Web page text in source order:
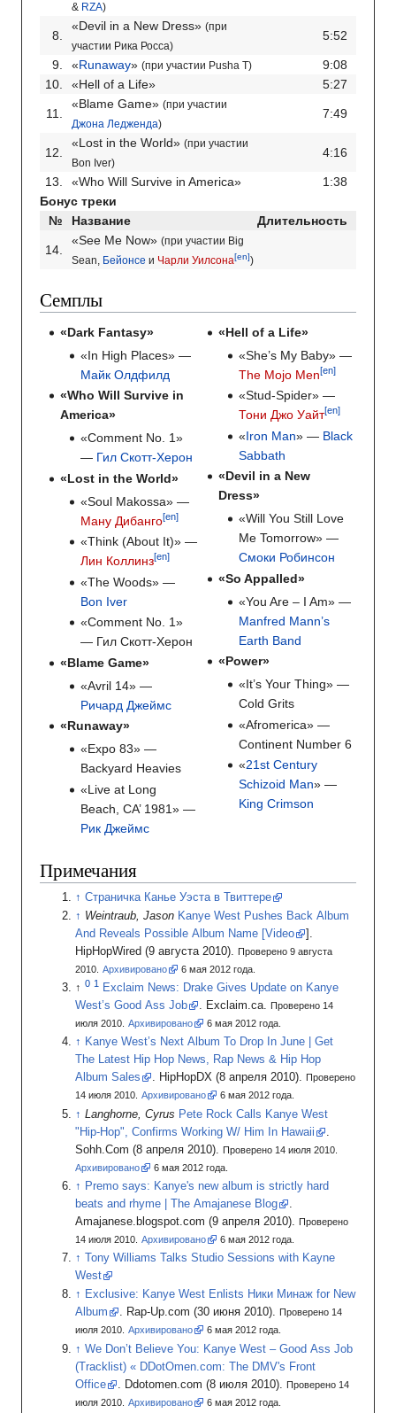
& RZA)
8.
«Devil in a New Dress» (при
участии Рика Росса)
5:52
9. «Runaway» (при участии Pusha T)
9:08
10.
«Hell of a Life» 5:27
11.
«Blame Game» (при участии
Джона Ледженда)
7:49
12.
«Lost in the World» (при участии
Bon Iver)
4:16
13. «Who Will Survive in America»
1:38
Бонус треки
№
Название Длительность
14.
«See Me Now» (при участии Big
Sean, Бейонсе и Чарли Уилсона[en])
Семплы
«Dark Fantasy»
«In High Places» —
Майк Олдфилд
«Who Will Survive in
America»
«Comment No. 1»
— Гил Скотт-Херон
«Lost in the World»
«Soul Makossa» —
Ману Дибанго[en]
«Think (About It)» —
Лин Коллинз[en]
«The Woods» —
Bon Iver
«Comment No. 1»
— Гил Скотт-Херон
«Blame Game»
«Avril 14» —
Ричард Джеймс
«Runaway»
«Expo 83» —
Backyard Heavies
«Live at Long
Beach, CA’ 1981» —
Рик Джеймс
«Hell of a Life»
«She’s My Baby» —
The Mojo Men[en]
«Stud-Spider» —
Тони Джо Уайт[en]
«Iron Man» — Black
Sabbath
«Devil in a New
Dress»
«Will You Still Love
Me Tomorrow» —
Смоки Робинсон
«So Appalled»
«You Are – I Am» —
Manfred Mann’s
Earth Band
«Power»
«It’s Your Thing» —
Cold Grits
«Afromerica» —
Continent Number 6
«21st Century
Schizoid Man» —
King Crimson
Примечания
Страничка Канье Уэста в Твиттере
Weintraub, Jason Kanye West Pushes Back Album
And Reveals Possible Album Name [Video
.
HipHopWired (9 августа 2010). Проверено 9 августа
2010.
Архивировано 6 мая 2012 года.
Exclaim News: Drake Gives Update on Kanye
West’s Good Ass Job
. Exclaim.ca. Проверено 14
июля 2010.
Архивировано 6 мая 2012 года.
Kanye West’s Next Album To Drop In June
Get
The Latest Hip Hop News, Rap News & Hip Hop
Album Sales
. HipHopDX (8 апреля 2010). Проверено
14 июля 2010. Архивировано 6 мая 2012 года.
Langhorne, Cyrus Pete Rock Calls Kanye West
"Hip-Hop", Confirms Working W/ Him In Hawaii
Sohh.Com (8 апреля 2010).
Проверено 14 июля 2010.
Архивировано
6 мая 2012 года.
Premo says: Kanye's new album is strictly hard
beats and rhyme
The Amajanese Blog
.
Amajanese.blogspot.com (9 апреля 2010). Проверено
14 июля 2010.
Архивировано 6 мая 2012 года.
Tony Williams Talks Studio Sessions with Kayne
West
Exclusive: Kanye West Enlists Ники Минаж for New
Album
. Rap-Up.com (30 июня 2010). Проверено 14
июля 2010. Архивировано 6 мая 2012 года.
We Don’t Believe You: Kanye West – Good Ass Job
(Tracklist) « DDotOmen.com: The DMV's Front
Office
Ddotomen.com (8 июля 2010).
Проверено 14
июля 2010.
Архивировано 6 мая 2012 года.